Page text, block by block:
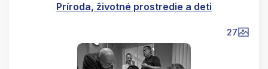
Príroda, životné prostredie a deti
27